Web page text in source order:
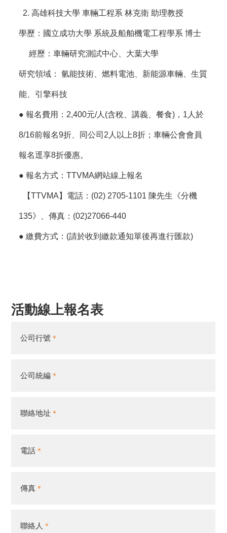
2. 高雄科技大學 車輛工程系 林克衛 助理教授
學歷：國立成功大學 系統及船舶機電工程學系 博士
經歷：車輛研究測試中心、大葉大學
研究領域： 氫能技術、燃料電池、新能源車輛、生質
能、引擎科技
●報名費用 ：2,400元/人(含稅、講義、餐食)，1人於
8/16前報名9折、同公司2人以上8折；車輛公會會員
報名逕享8折優惠。
●報名方式 ：TTVMA網站線上報名
【TTVMA】電話：(02) 2705-1101 陳先生《分機
135》、傳真：(02)27066-440
●繳費方式：(請於收到繳款通知單後再進行匯款)
活動線上報名表
公司行號
公司統編
聯絡地址
電話
傳真
聯絡人